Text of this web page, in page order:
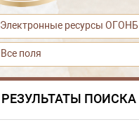
Электронные ресурсы ОГОНБ
Все поля
РЕЗУЛЬТАТЫ ПОИСКА